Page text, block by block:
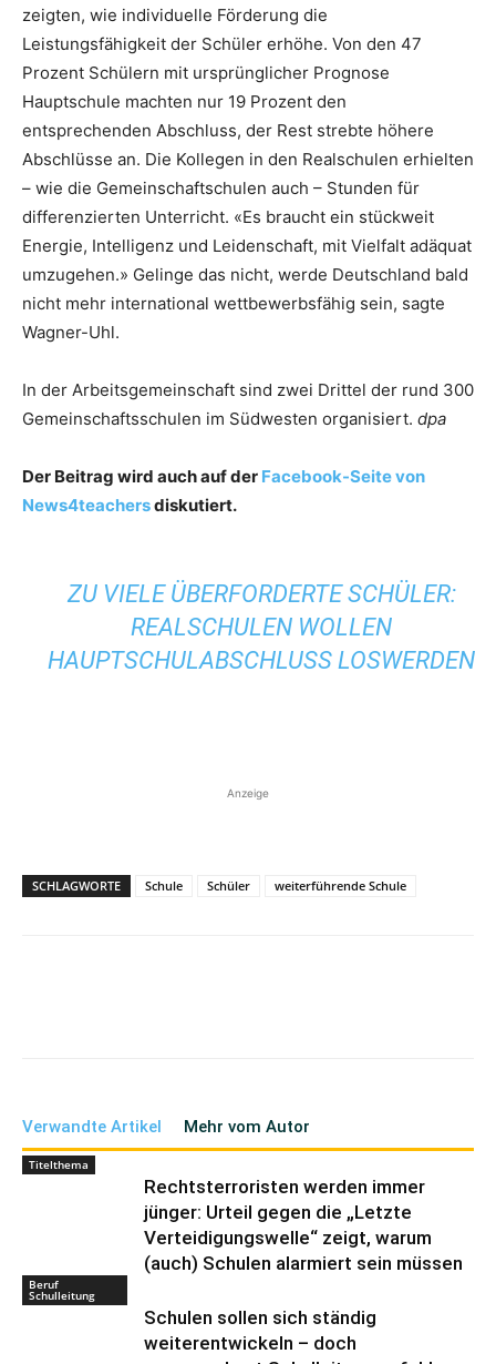
zeigten, wie individuelle Förderung die
Leistungsfähigkeit der Schüler erhöhe. Von den 47
Prozent Schülern mit ursprünglicher Prognose
Hauptschule machten nur 19 Prozent den
entsprechenden Abschluss, der Rest strebte höhere
Abschlüsse an. Die Kollegen in den Realschulen erhielten
– wie die Gemeinschaftschulen auch – Stunden für
differenzierten Unterricht. «Es braucht ein stückweit
Energie, Intelligenz und Leidenschaft, mit Vielfalt adäquat
umzugehen.» Gelinge das nicht, werde Deutschland bald
nicht mehr international wettbewerbsfähig sein, sagte
Wagner-Uhl.
In der Arbeitsgemeinschaft sind zwei Drittel der rund 300
Gemeinschaftsschulen im Südwesten organisiert. dpa
Der Beitrag wird auch auf der Facebook-Seite von
News4teachersdiskutiert.
ZU VIELE ÜBERFORDERTE SCHÜLER:
REALSCHULEN WOLLEN
HAUPTSCHULABSCHLUSS LOSWERDEN
Anzeige
SCHLAGWORTE Schule Schüler weiterführende Schule
Verwandte Artikel Mehr vom Autor
Titelthema
Rechtsterroristen werden immer
jünger: Urteil gegen die „Letzte
Verteidigungswelle“ zeigt, warum
(auch) Schulen alarmiert sein müssen
Beruf
Schulleitung
Schulen sollen sich ständig
weiterentwickeln – doch